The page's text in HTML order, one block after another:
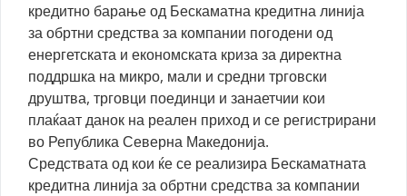
кредитно барање од Бескаматна кредитна линија
за обртни средства за компании погодени од
енергетската и економската криза за директна
поддршка на микро, мали и средни трговски
друштва, трговци поединци и занаетчии кои
плаќаат данок на реален приход и се регистрирани
во Република Северна Македонија.
Средствата од кои ќе се реализира Бескаматната
кредитна линија за обртни средства за компании